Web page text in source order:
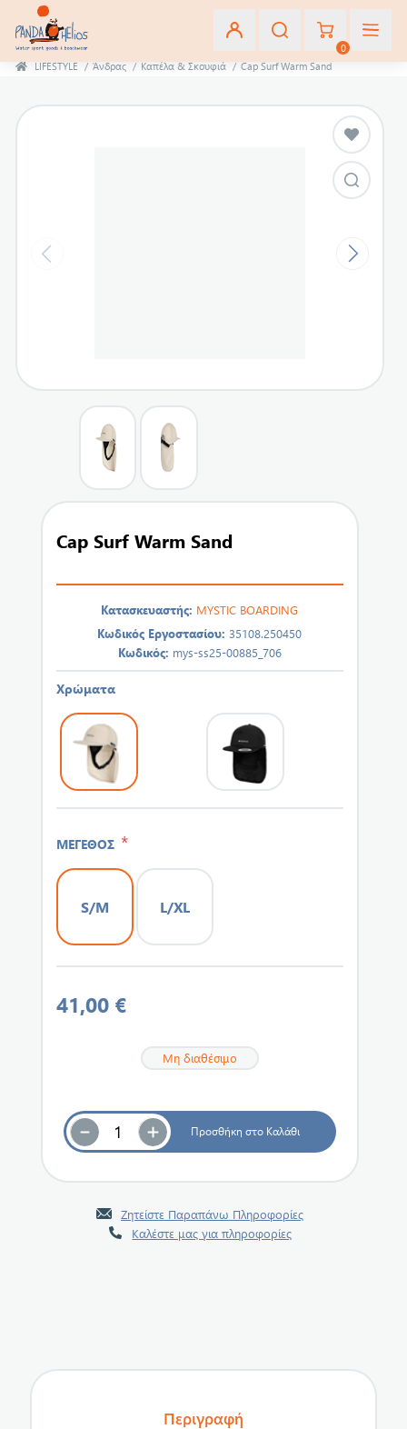
0
LIFESTYLE / Άνδρας / Καπέλα & Σκουφιά / Cap Surf Warm Sand
Cap Surf Warm Sand
Κατασκευαστής: MYSTIC BOARDING
Κωδικός Εργοστασίου: 35108.250450
Κωδικός: mys-ss25-00885_706
Χρώματα
ΜΕΓΕΘΟΣ *
S/M L/XL
41,00 €
Μη διαθέσιμο
Ζητείστε Παραπάνω Πληροφορίες
Καλέστε μας για πληροφορίες
Περιγραφή